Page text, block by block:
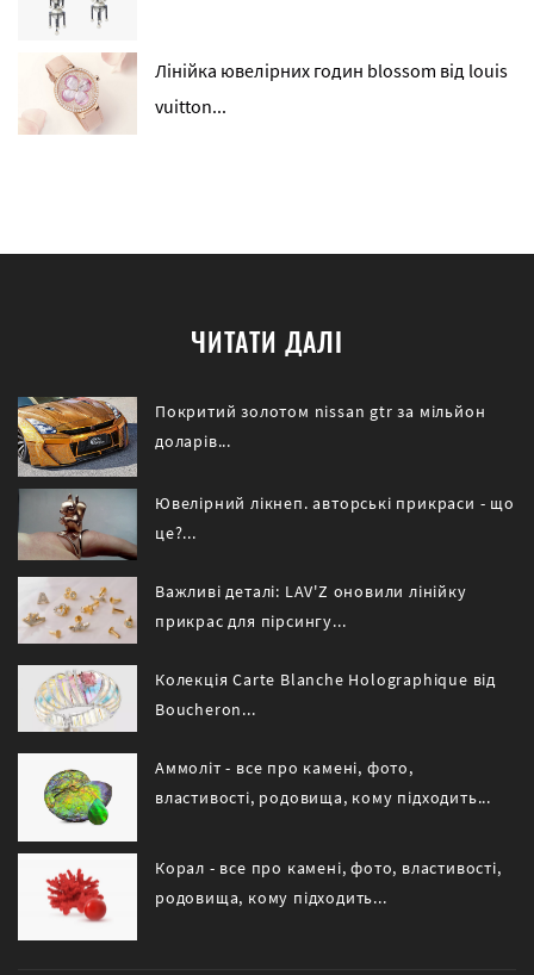
Лінійка ювелірних годин blossom від louis
vuitton...
ЧИТАТИ ДАЛІ
Покритий золотом nissan gtr за мільйон
доларів...
Ювелірний лікнеп. авторські прикраси - що
це?...
Важливі деталі: LAV'Z оновили лінійку
прикрас для пірсингу...
Колекція Carte Blanche Holographique від
Boucheron...
Аммоліт - все про камені, фото,
властивості, родовища, кому підходить...
Корал - все про камені, фото, властивості,
родовища, кому підходить...